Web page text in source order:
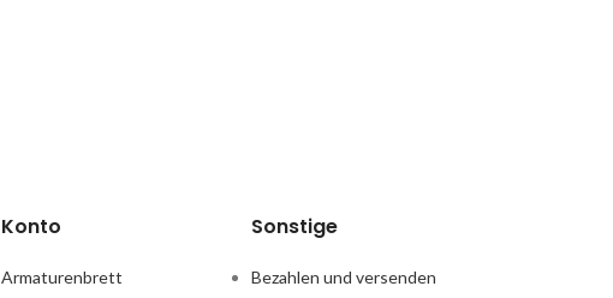
Konto
Armaturenbrett
Sonstige
Bezahlen und versenden